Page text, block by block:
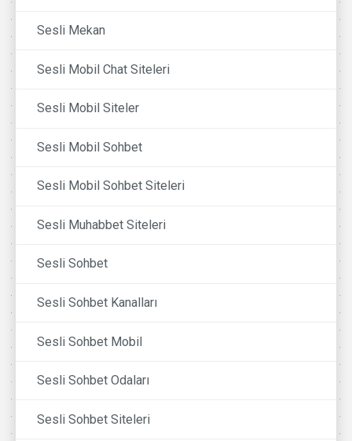
Sesli Mekan
Sesli Mobil Chat Siteleri
Sesli Mobil Siteler
Sesli Mobil Sohbet
Sesli Mobil Sohbet Siteleri
Sesli Muhabbet Siteleri
Sesli Sohbet
Sesli Sohbet Kanalları
Sesli Sohbet Mobil
Sesli Sohbet Odaları
Sesli Sohbet Siteleri